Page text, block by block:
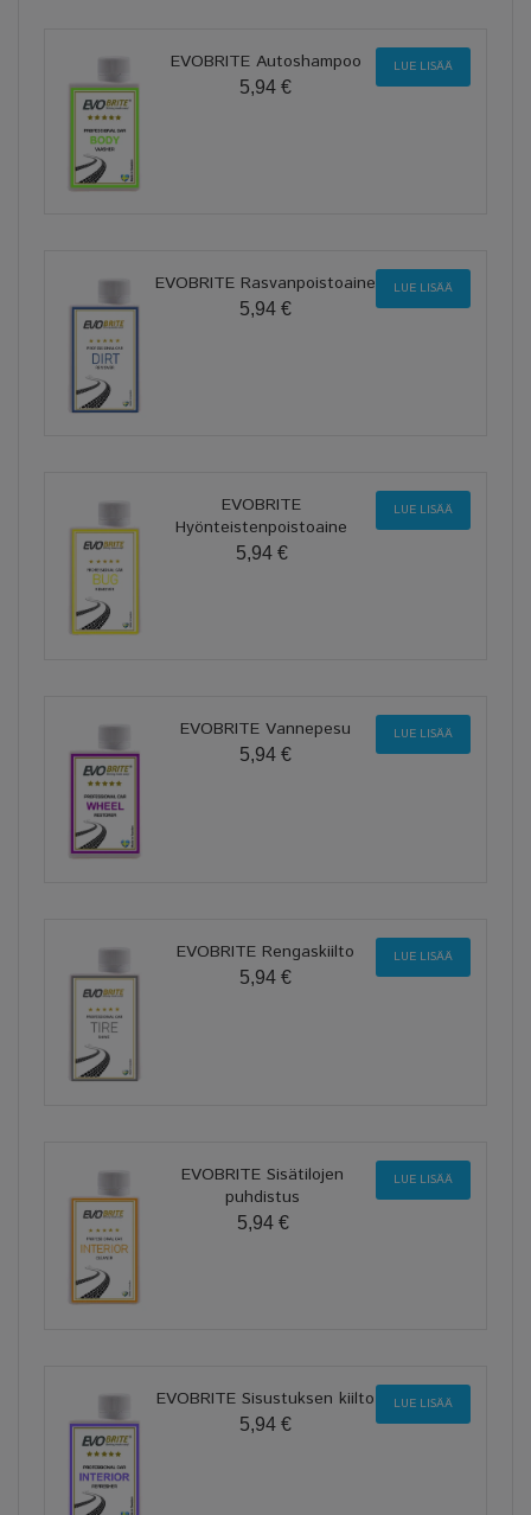
EVOBRITE Autoshampoo
5,94 €
LUE LISÄÄ
EVOBRITE Rasvanpoistoaine
5,94 €
LUE LISÄÄ
EVOBRITE
Hyönteistenpoistoaine
5,94 €
LUE LISÄÄ
EVOBRITE Vannepesu
5,94 €
LUE LISÄÄ
EVOBRITE Rengaskiilto
5,94 €
LUE LISÄÄ
EVOBRITE Sisätilojen
puhdistus
5,94 €
LUE LISÄÄ
EVOBRITE Sisustuksen kiilto
5,94 €
LUE LISÄÄ